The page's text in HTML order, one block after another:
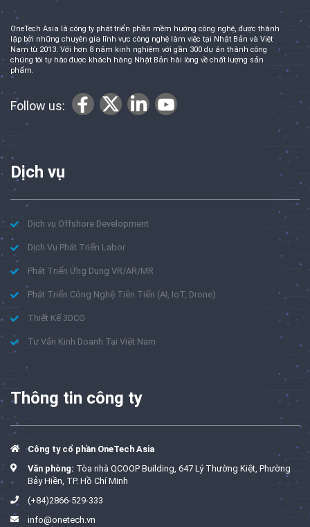
OneTech Asia là công ty phát triển phần mềm hướng công nghệ, được thành
lập bởi những chuyên gia lĩnh vực công nghệ làm việc tại Nhật Bản và Việt
Nam từ 2013. Với hơn 8 năm kinh nghiệm với gần 300 dự án thành công
chúng tôi tự hào được khách hàng Nhật Bản hài lòng về chất lượng sản
phẩm.
Follow us:
Dịch vụ
Dịch vụ Offshore Development
Dịch Vụ Phát Triển Labor
Phát Triển Ứng Dụng VR/AR/MR
Phát Triển Công Nghệ Tiên Tiến (AI, IoT, Drone)
Thiết Kế 3DCG
Tư Vấn Kinh Doanh Tại Việt Nam
Thông tin công ty
Công ty cổ phần OneTech Asia
Văn phòng: Tòa nhà QCOOP Building, 647 Lý Thường Kiệt, Phường
Bảy Hiền, TP. Hồ Chí Minh
(+84)2866-529-333
info@onetech.vn